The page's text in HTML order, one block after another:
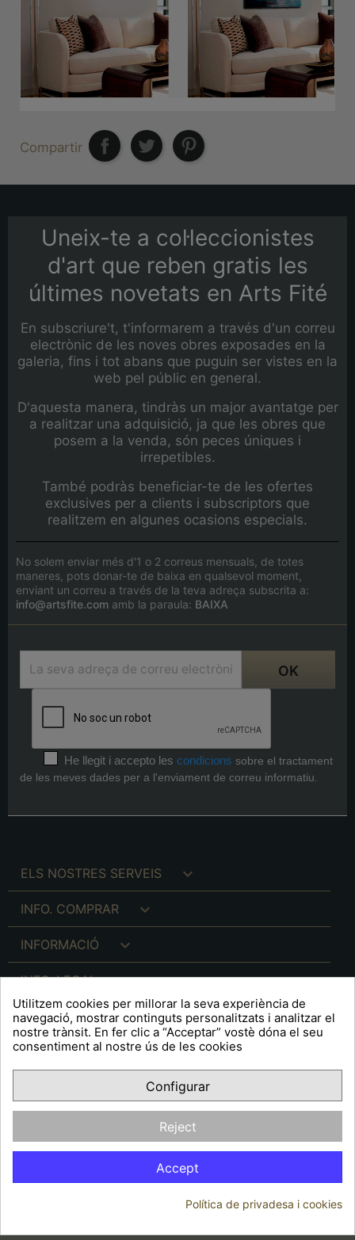
Compartir
Uneix-te a col·leccionistes
d'art que reben gratis les
últimes novetats en Arts Fité
En subscriure't, t'informarem a través d'un correu
electrònic de les noves obres exposades en la
galeria, fins i tot abans que puguin ser vistes en la
web pel públic en general.
D'aquesta manera, tindràs un major avantatge per
a realitzar una adquisició, ja que les obres que
posem a la venda, són peces úniques i
irrepetibles.
També podràs beneficiar-te de les ofertes
exclusives per a clients i subscriptors que
realitzem en algunes ocasions especials.
No solem enviar més d'1 o 2 correus mensuals, de totes
maneres, pots donar-te de baixa en qualsevol moment,
enviant un correu a través de la teva adreça subscrita a:
info@artsfite.com amb la paraula: BAIXA
He llegit i accepto les condicions sobre el tractament
de les meves dades per a l'enviament de correu informatiu.
ELS NOSTRES SERVEIS 
INFO. COMPRAR 
INFORMACIÓ 
INFO. LEGAL 
A R T S F I T É
FacebookYouTubePinterest
OPINIONS CLIENTS
Utilitzem cookies per millorar la seva experiència de
navegació, mostrar continguts personalitzats i analitzar el
nostre trànsit. En fer clic a “Acceptar” vostè dóna el seu
consentiment al nostre ús de les cookies
Configurar
Reject
Accept
Política de privadesa i cookies